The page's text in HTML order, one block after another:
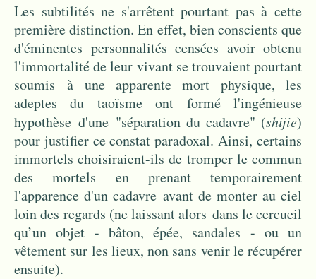
Les subtilités ne s'arrêtent pourtant pas à cette
première distinction. En effet, bien conscients que
d'éminentes personnalités censées avoir obtenu
l'immortalité de leur vivant se trouvaient pourtant
soumis à une apparente mort physique, les
adeptes du taoïsme ont formé l'ingénieuse
hypothèse d'une "séparation du cadavre" (shijie)
pour justifier ce constat paradoxal. Ainsi, certains
immortels choisiraient-ils de tromper le commun
des mortels en prenant temporairement
l'apparence d'un cadavre avant de monter au ciel
loin des regards (ne laissant alors dans le cercueil
qu’un objet - bâton, épée, sandales - ou un
vêtement sur les lieux, non sans venir le récupérer
ensuite).